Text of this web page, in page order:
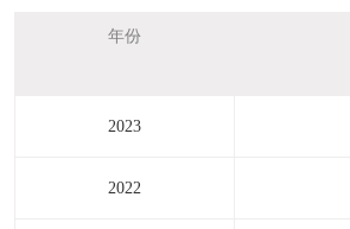
年份
2023
2022